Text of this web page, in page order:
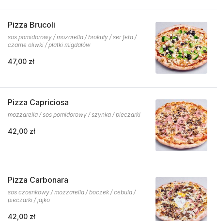
Pizza Brucoli
sos pomidorowy / mozarella / brokuły / ser feta /
czarne oliwki / płatki migdałów
47,00 zł
Pizza Capriciosa
mozzarella / sos pomidorowy / szynka / pieczarki
42,00 zł
Pizza Carbonara
sos czosnkowy / mozzarella / boczek / cebula /
pieczarki / jajko
42,00 zł